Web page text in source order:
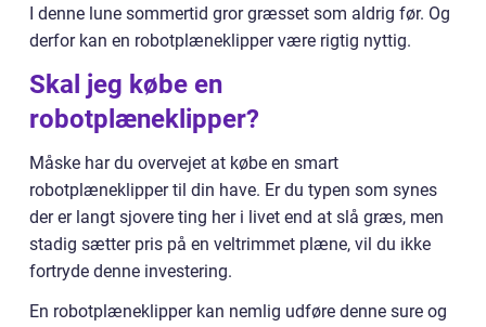
I denne lune sommertid gror græsset som aldrig før. Og
derfor kan en robotplæneklipper være rigtig nyttig.
Skal jeg købe en
robotplæneklipper?
Måske har du overvejet at købe en smart
robotplæneklipper til din have. Er du typen som synes
der er langt sjovere ting her i livet end at slå græs, men
stadig sætter pris på en veltrimmet plæne, vil du ikke
fortryde denne investering.
En robotplæneklipper kan nemlig udføre denne sure og